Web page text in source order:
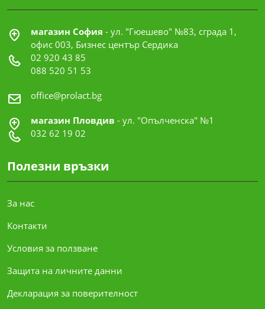
магазин София - ул. "Гюешево" №83, сграда 1,
офис 003, Бизнес център Сердика
02 920 43 85
088 520 51 53
office@prolact.bg
магазин Пловдив - ул. "Опълченска" №1
032 62 19 02
Полезни връзки
За нас
Контакти
Условия за ползване
Защита на личните данни
Декларация за поверителност